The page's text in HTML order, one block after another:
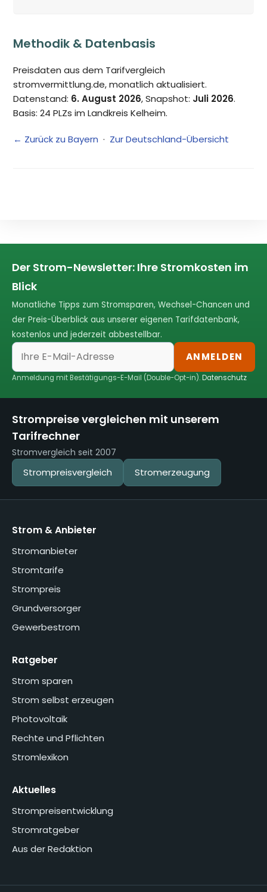
Methodik & Datenbasis
Preisdaten aus dem Tarifvergleich
stromvermittlung.de, monatlich aktualisiert.
Datenstand: 6. August 2026, Snapshot: Juli 2026.
Basis: 24 PLZs im Landkreis Kelheim.
← Zurück zu Bayern · Zur Deutschland-Übersicht
Der Strom-Newsletter: Ihre Stromkosten im
Blick
Monatliche Tipps zum Stromsparen, Wechsel-Chancen und
der Preis-Überblick aus unserer eigenen Tarifdatenbank,
kostenlos und jederzeit abbestellbar.
ANMELDEN
Anmeldung mit Bestätigungs-E-Mail (Double-Opt-in).Datenschutz
Strompreise vergleichen mit unserem
Tarifrechner
Stromvergleich seit 2007
Strompreisvergleich Stromerzeugung
Strom & Anbieter
Stromanbieter
Stromtarife
Strompreis
Grundversorger
Gewerbestrom
Ratgeber
Strom sparen
Strom selbst erzeugen
Photovoltaik
Rechte und Pflichten
Stromlexikon
Aktuelles
Strompreisentwicklung
Stromratgeber
Aus der Redaktion